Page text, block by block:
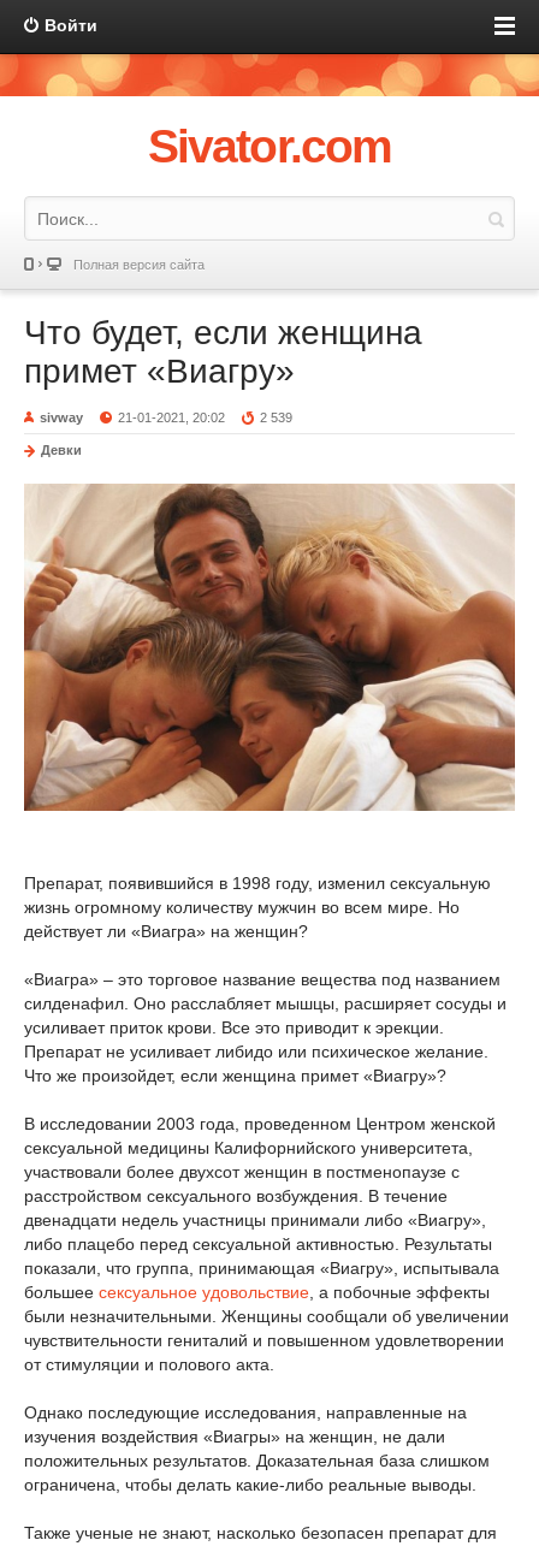
Войти
Sivator.com
Полная версия сайта
Что будет, если женщина
примет «Виагру»
sivway 21-01-2021, 20:02 2 539
Девки
Препарат, появившийся в 1998 году, изменил сексуальную
жизнь огромному количеству мужчин во всем мире. Но
действует ли «Виагра» на женщин?
«Виагра» – это торговое название вещества под названием
силденафил. Оно расслабляет мышцы, расширяет сосуды и
усиливает приток крови. Все это приводит к эрекции.
Препарат не усиливает либидо или психическое желание.
Что же произойдет, если женщина примет «Виагру»?
В исследовании 2003 года, проведенном Центром женской
сексуальной медицины Калифорнийского университета,
участвовали более двухсот женщин в постменопаузе с
расстройством сексуального возбуждения. В течение
двенадцати недель участницы принимали либо «Виагру»,
либо плацебо перед сексуальной активностью. Результаты
показали, что группа, принимающая «Виагру», испытывала
большее сексуальное удовольствие, а побочные эффекты
были незначительными. Женщины сообщали об увеличении
чувствительности гениталий и повышенном удовлетворении
от стимуляции и полового акта.
Однако последующие исследования, направленные на
изучения воздействия «Виагры» на женщин, не дали
положительных результатов. Доказательная база слишком
ограничена, чтобы делать какие-либо реальные выводы.
Также ученые не знают, насколько безопасен препарат для